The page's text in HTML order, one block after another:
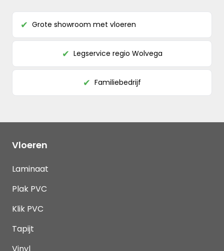
✔ Grote showroom met vloeren
✔ Legservice regio Wolvega
✔ Familiebedrijf
Vloeren
Laminaat
Plak PVC
Klik PVC
Tapijt